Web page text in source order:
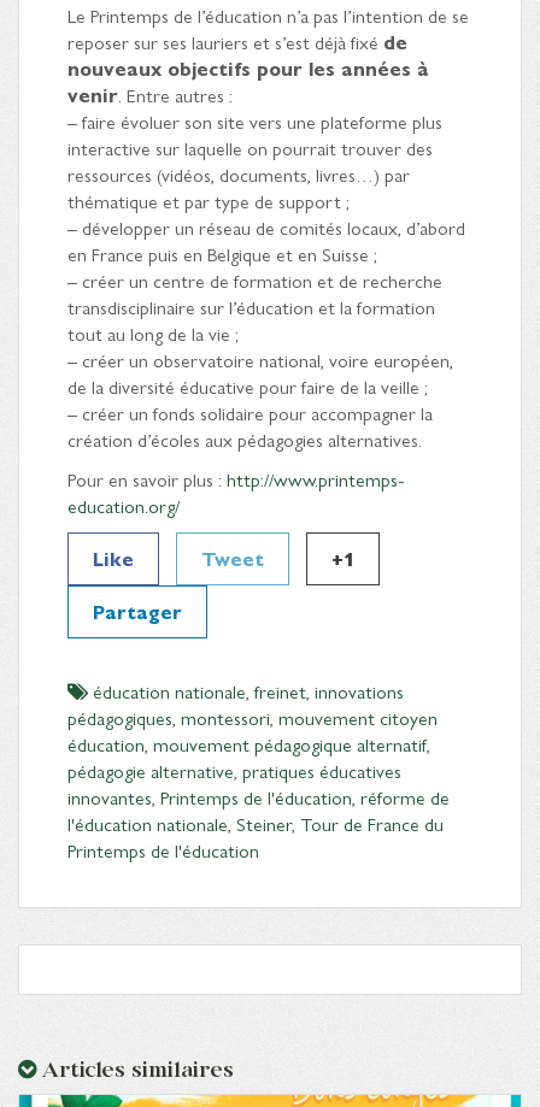
Le Printemps de l’éducation n’a pas l’intention de se
reposer sur ses lauriers et s’est déjà fixé de
nouveaux objectifs pour les années à
venir. Entre autres :
– faire évoluer son site vers une plateforme plus
interactive sur laquelle on pourrait trouver des
ressources (vidéos, documents, livres…) par
thématique et par type de support ;
– développer un réseau de comités locaux, d’abord
en France puis en Belgique et en Suisse ;
– créer un centre de formation et de recherche
transdisciplinaire sur l’éducation et la formation
tout au long de la vie ;
– créer un observatoire national, voire européen,
de la diversité éducative pour faire de la veille ;
– créer un fonds solidaire pour accompagner la
création d’écoles aux pédagogies alternatives.
Pour en savoir plus : http://www.printemps-
education.org/
Like
Tweet
+1
Partager
éducation nationale,freinet, innovations
pédagogiques, montessori, mouvement citoyen
éducation, mouvement pédagogique alternatif,
pédagogie alternative, pratiques éducatives
innovantes, Printemps de l'éducation, réforme de
l'éducation nationale, Steiner, Tour de France du
Printemps de l'éducation
Articles similaires